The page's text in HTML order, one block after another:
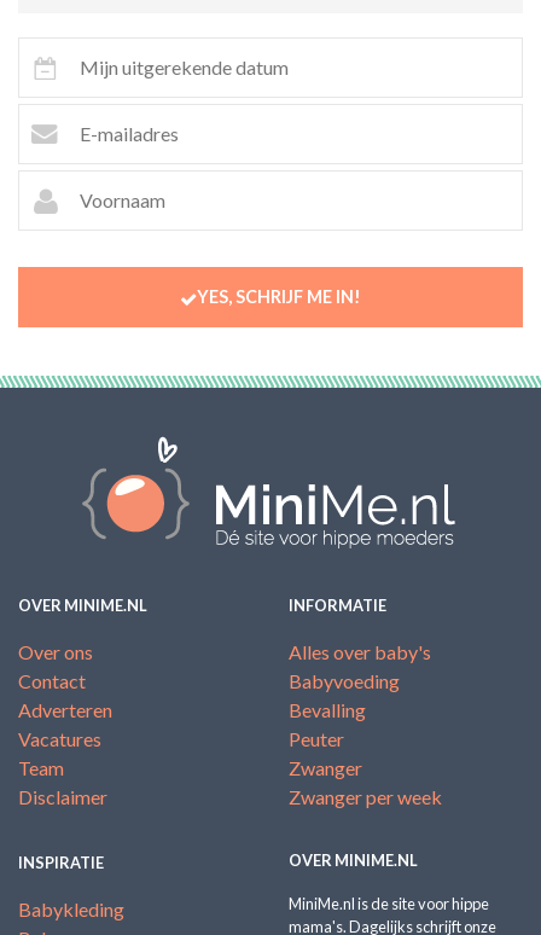
YES, SCHRIJF ME IN!
OVER MINIME.NL
Over ons
Contact
Adverteren
Vacatures
Team
Disclaimer
INFORMATIE
Alles over baby's
Babyvoeding
Bevalling
Peuter
Zwanger
Zwanger per week
INSPIRATIE
Babykleding
OVER MINIME.NL
MiniMe.nl is de site voor hippe
mama's. Dagelijks schrijft onze